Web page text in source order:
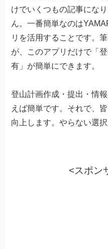
けでいくつもの記事にな
ん。一番簡単なのは
リを活用することです。
が、このアプリだけで「
有」が簡単にできます。
登山計画作成・提出・情
えば簡単です。それで、
向上します。やらない選
<スポン